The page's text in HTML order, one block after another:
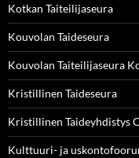
Kotkan Taiteilijaseura
Kouvolan Taideseura
Kouvolan Taiteilijaseura
Kristillinen Taideseura
Kristillinen Taideyhdistys
Kulttuuri- ja